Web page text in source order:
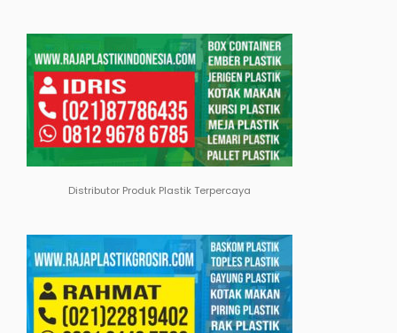
Distributor Produk Plastik Terpercaya